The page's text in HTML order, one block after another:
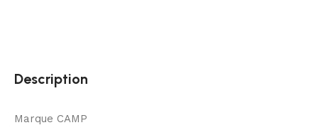
Description
Marque CAMP